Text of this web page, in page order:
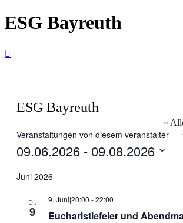
ESG Bayreuth

ESG Bayreuth
«
Veranstaltungen von diesem veranstalter
09.06.2026 - 09.08.2026
wählen.
Juni 2026
DI.
9 Eucharistiefeier und
9. Juni|20:00 -22:00